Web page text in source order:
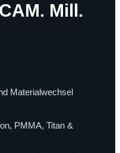
Mill.
Materialwechsel
PMMA, Titan &